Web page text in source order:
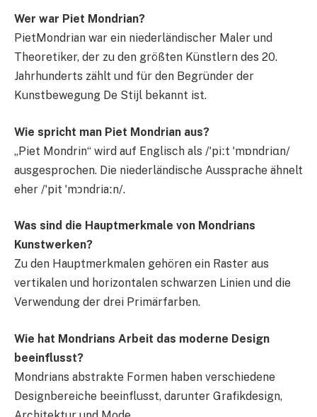
Wer war Piet Mondrian?
PietMondrian war ein niederländischer Maler und
Theoretiker, der zu den größten Künstlern des 20.
Jahrhunderts zählt und für den Begründer der
Kunstbewegung De Stijl bekannt ist.
Wie spricht man Piet Mondrian aus?
„Piet Mondrin“ wird auf Englisch als /ˈpiːt ˈmɒndriɑn/
ausgesprochen. Die niederländische Aussprache ähnelt
eher /ˈpit ˈmɔndriaːn/.
Was sind die Hauptmerkmale von Mondrians
Kunstwerken?
Zu den Hauptmerkmalen gehören ein Raster aus
vertikalen und horizontalen schwarzen Linien und die
Verwendung der drei Primärfarben.
Wie hat Mondrians Arbeit das moderne Design
beeinflusst?
Mondrians abstrakte Formen haben verschiedene
Designbereiche beeinflusst, darunter Grafikdesign,